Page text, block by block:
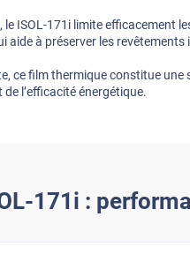
ISOL-171i limite efficacement
aide à préserver les revêtements
ce film thermique constitue
l’efficacité énergétique.
171i :